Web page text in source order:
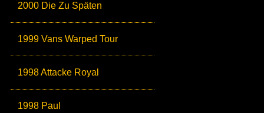
2000 Die Zu Späten
1999 Vans Warped Tour
1998 Attacke Royal
1998 Paul